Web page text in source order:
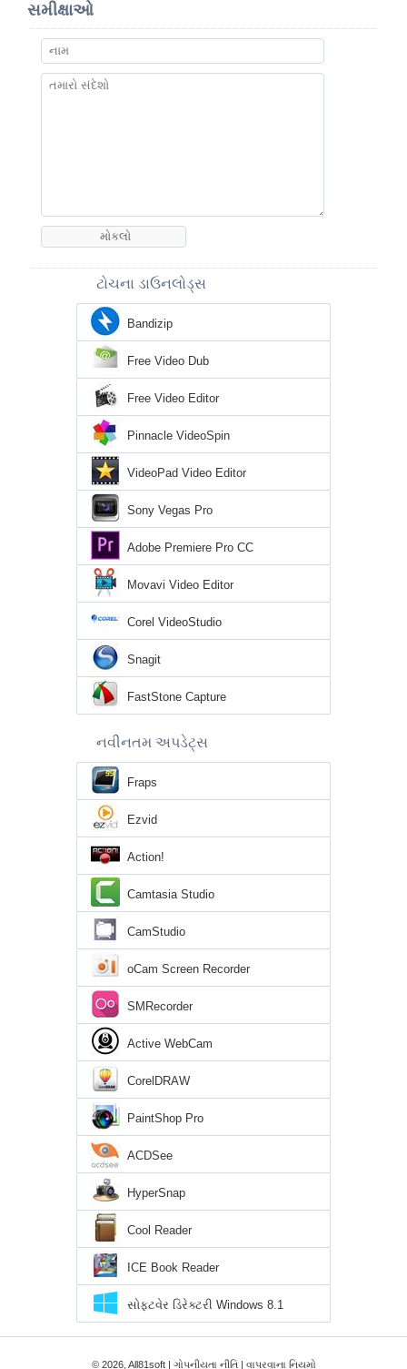
સમીક્ષાઓ
ટોચના ડાઉનલોડ્સ
Bandizip
Free Video Dub
Free Video Editor
Pinnacle VideoSpin
VideoPad Video Editor
Sony Vegas Pro
Adobe Premiere Pro CC
Movavi Video Editor
Corel VideoStudio
Snagit
FastStone Capture
નવીનતમ અપડેટ્સ
Fraps
Ezvid
Action!
Camtasia Studio
CamStudio
oCam Screen Recorder
SMRecorder
Active WebCam
CorelDRAW
PaintShop Pro
ACDSee
HyperSnap
Cool Reader
ICE Book Reader
સોફ્ટવેર ડિરેક્ટરી Windows 8.1
© 2026, All81soft | ગોપનીયતા નીતિ | વાપરવાના નિયમો